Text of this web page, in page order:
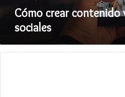
Cómo crear contenido
sociales